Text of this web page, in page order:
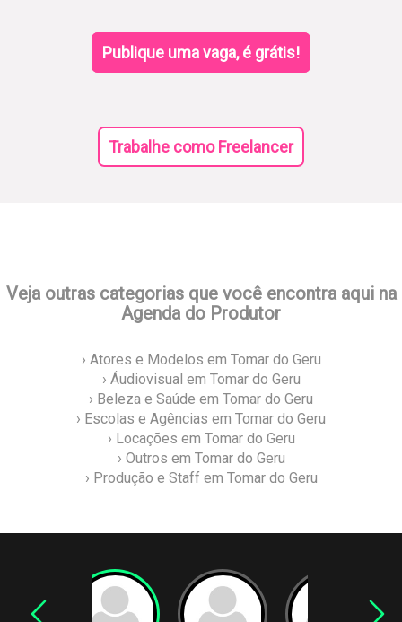
Publique uma vaga, é grátis!
Trabalhe como Freelancer
Veja outras categorias que você encontra aqui na
Agenda do Produtor
› Atores e Modelos em Tomar do Geru
› Áudiovisual em Tomar do Geru
› Beleza e Saúde em Tomar do Geru
› Escolas e Agências em Tomar do Geru
› Locações em Tomar do Geru
› Outros em Tomar do Geru
› Produção e Staff em Tomar do Geru